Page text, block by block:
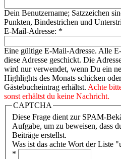
Dein Benutzername; Satzzeichen
Punkten, Bindestrichen und
E-Mail-Adresse: *
Eine gültige E-Mail-Adresse. Alle
diese Adresse geschickt. Die
wird nur verwendet, wenn Du ein
Highlights des Monats schicken
Gästebucheintrag erhältst. Achte
sonst erhältst du keine Nachricht.
CAPTCHA
Diese Frage dient zur SPAM-
Aufgabe, um zu beweisen, dass
Beiträge erstellst.
Was ist das achte Wort der Liste
*